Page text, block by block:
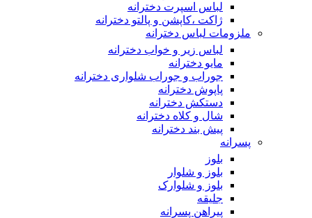
لباس اسپرت دخترانه
ژاکت ،کاپشن و پالتو دخترانه
ملزومات لباس دخترانه
لباس زیر و خواب دخترانه
مایو دخترانه
جوراب و جوراب شلواری دخترانه
پاپوش دخترانه
دستکش دخترانه
شال و کلاه دخترانه
پیش بند دخترانه
پسرانه
بلوز
بلوز و شلوار
بلوز و شلوارک
جلیقه
پیراهن پسرانه